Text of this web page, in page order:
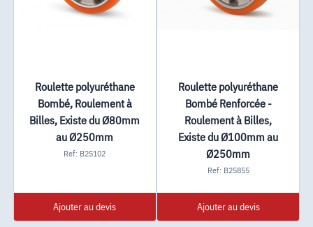
Roulette polyuréthane
Bombé, Roulement à
Billes, Existe du Ø80mm
au Ø250mm
Ref: B25102
Ajouter au devis
Roulette polyuréthane
Bombé Renforcée -
Roulement à Billes,
Existe du Ø100mm au
Ø250mm
Ref: B25855
Ajouter au devis